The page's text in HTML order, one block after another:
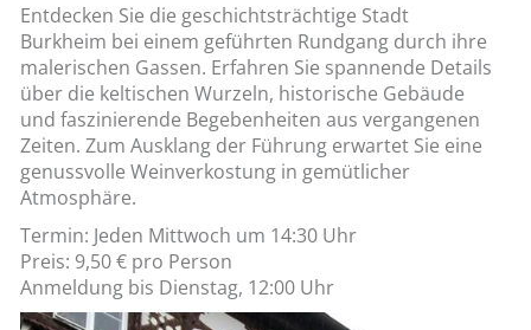
Entdecken Sie die geschichtsträchtige Stadt
Burkheim bei einem geführten Rundgang durch ihre
malerischen Gassen. Erfahren Sie spannende Details
über die keltischen Wurzeln, historische Gebäude
und faszinierende Begebenheiten aus vergangenen
Zeiten. Zum Ausklang der Führung erwartet Sie eine
genussvolle Weinverkostung in gemütlicher
Atmosphäre.
Termin: Jeden Mittwoch um 14:30 Uhr
Preis: 9,50 € pro Person
Anmeldung bis Dienstag, 12:00 Uhr